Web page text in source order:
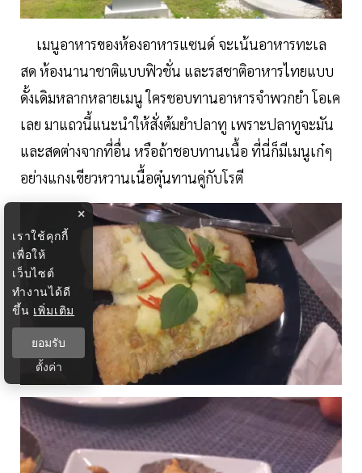
เมนูอาหารของห้องอาหารแซนด์ จะเน้นอาหารทะเล
สด ห้องนานาชาติแบบฟิวชั่น และรสชาติอาหารไทยแบบ
ดั้งเดิมหลากหลายเมนู ใครชอบทานอาหารจำพวกยำ โอเค
เลย มาแถวนี้แนะนำให้สั่งต้มยำปลาทู เพราะปลาทูจะมัน
และสดต่างจากที่อื่น หรือถ้าชอบทานเนื้อ ที่นี่ก็มีเมนูเก๋ๆ
อย่างแกงเขียวหวานเนื้อตุ๋นทานคู่กับโรตี
×
เราใช้คุกกี้
เพื่อให้
เว็บไซต์
ทำงานได้ดี
ขึ้น เพิ่มเติม
ยอมรับ
ตั้งค่า